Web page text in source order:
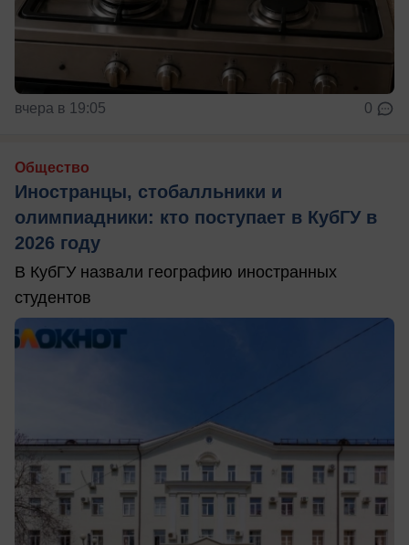
вчера в 19:05 0
Общество
Иностранцы, стобалльники и
олимпиадники: кто поступает в КубГУ в
2026 году
В КубГУ назвали географию иностранных
студентов